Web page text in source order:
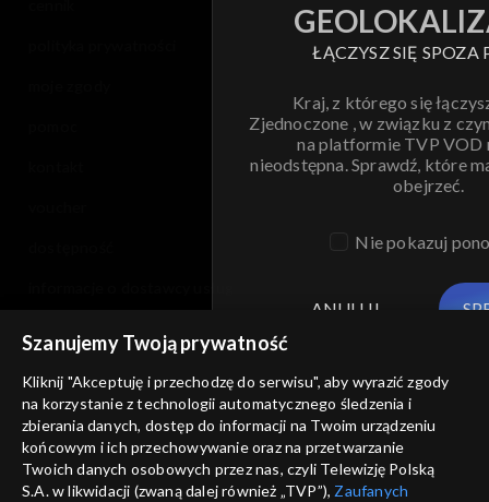
ŁĄCZYSZ SIĘ SPOZA
Kraj, z którego się
Zjednoczone , w związku z
na platformie TVP VOD
nieodstępna. Sprawdź, które
obejrzeć.
Nie pokazuj
ANULUJ
Szanujemy Twoją prywatność
Kliknij "Akceptuję i przechodzę do serwisu", aby wyrazić zgody
na korzystanie z technologii automatycznego śledzenia i
zbierania danych, dostęp do informacji na Twoim urządzeniu
końcowym i ich przechowywanie oraz na przetwarzanie
Twoich danych osobowych przez nas, czyli Telewizję Polską
S.A. w likwidacji (zwaną dalej również „TVP”), Zaufanych